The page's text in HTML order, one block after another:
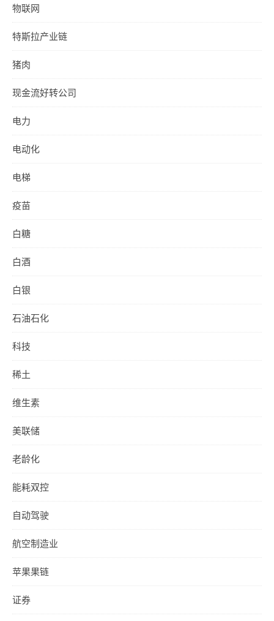
物联网
特斯拉产业链
猪肉
现金流好转公司
电力
电动化
电梯
疫苗
白糖
白酒
白银
石油石化
科技
稀土
维生素
美联储
老龄化
能耗双控
自动驾驶
航空制造业
苹果果链
证券